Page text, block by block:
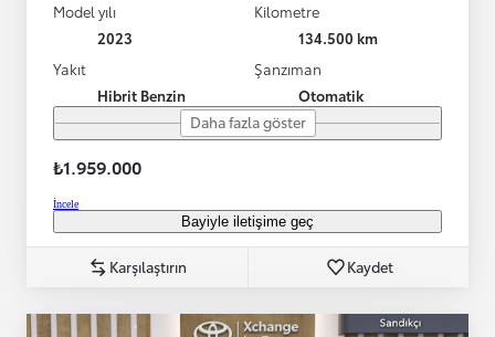
Model yılı
2023
Kilometre
134.500 km
Yakıt
Hibrit Benzin
Şanzıman
Otomatik
Daha fazla göster
₺1.959.000
İncele
Bayiyle iletişime geç
Karşılaştırın Kaydet